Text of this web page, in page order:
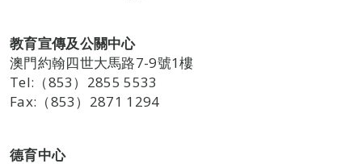
教育宣傳及公關中心
澳門約翰四世大馬路7-9號1樓
Tel:（853）2855 5533
Fax:（853）2871 1294
德育中心